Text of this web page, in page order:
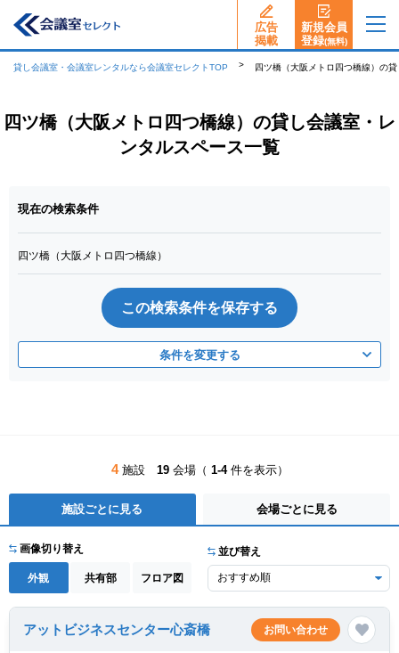
広告
揭載
新規会員
登録(無料)
貸し会議室・会議室レンタルなら会議室セレクトTOP 四ツ橋（大阪メトロ四つ橋線）の
四ツ橋（大阪メトロ四つ橋線）の貸し会議室・レ
ンタルスペース一覧
現在の検索条件
四ツ橋（大阪メトロ四つ橋線）
この検索条件を保存する
条件を変更する
4施設 19会場（ 1-4件を表示）
施設ごとに見る 会場ごとに見る
画像切り替え
外観 共有部 フロア図
並び替え
アットビジネスセンター心斎橋 お問い合わせ